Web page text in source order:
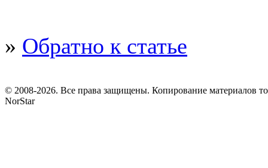
» Обратно к статье
© 2008-2026. Все права защищены. Копирование материалов
NorStar